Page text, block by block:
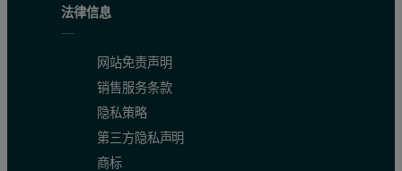
法律信息
网站免责声明
销售服务条款
隐私策略
第三方隐私声明
商标